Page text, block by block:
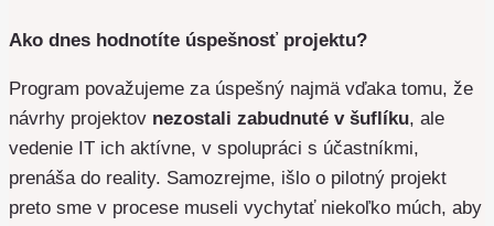
Ako dnes hodnotíte úspešnosť projektu?
Program považujeme za úspešný najmä vďaka tomu, že
návrhy projektov nezostali zabudnuté v šuflíku, ale
vedenie IT ich aktívne, v spolupráci s účastníkmi,
prenáša do reality. Samozrejme, išlo o pilotný projekt
preto sme v procese museli vychytať niekoľko múch, aby